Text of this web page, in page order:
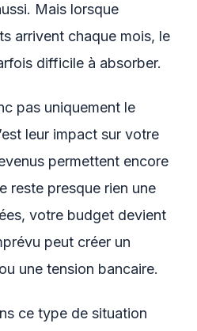
Mais lorsque
arrivent chaque mois, le
difficile à absorber.
pas uniquement le
leur impact sur votre
permettent encore
reste presque rien une
votre budget devient
peut créer un
une tension bancaire.
ce type de situation